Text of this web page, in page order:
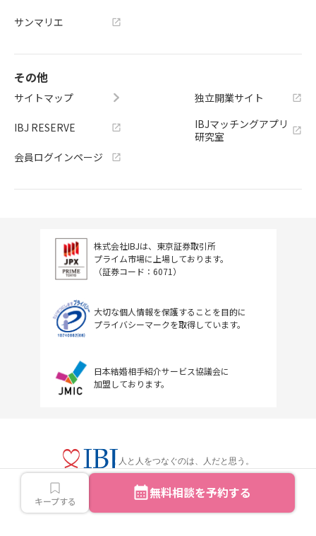
キープする 無料相談を予約する
サンマリエ
その他
サイトマップ
IBJ RESERVE
会員ログインページ
独立開業サイト
IBJマッチングアプリ
研究室
株式会社IBJは、東京証券取引所
プライム市場に上場しております。
（証券コード：6071）
大切な個人情報を保護することを目的に
プライバシーマークを取得しています。
日本結婚相手紹介サービス協議会に
加盟しております。
人と人をつなぐのは、人だと思う。